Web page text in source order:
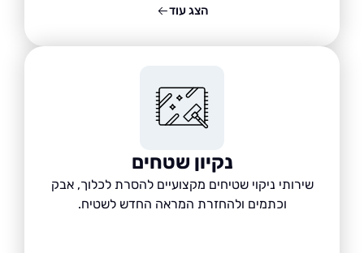
נקיון שטחים
שירותי ניקוי שטיחים מקצועיים להסרת לכלוך, אבק
וכתמים ולהחזרת המראה החדש לשטיח.